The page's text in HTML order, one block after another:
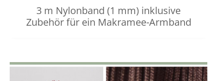
3 m Nylonband (1 mm) inklusive
Zubehör für ein Makramee-Armband